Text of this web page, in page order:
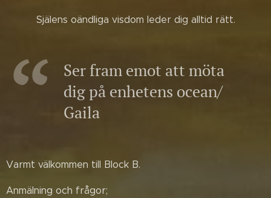
Själens oändliga visdom leder dig alltid rätt.
Ser fram emot att möta
dig på enhetens ocean/
Gaila
Varmt välkommen till Block B.
Anmälning och frågor;